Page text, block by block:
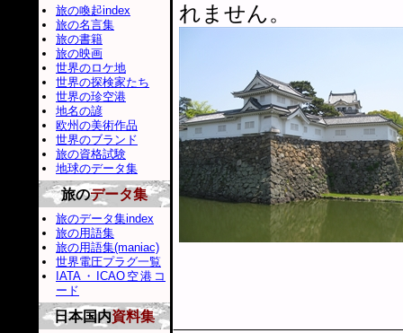
れません。
旅の喚起index
旅の名言集
旅の書籍
旅の映画
世界のロケ地
世界の探検家たち
世界の珍空港
地名の諺
欧州の美術作品
世界のブランド
旅の資格試験
地球のデータ集
旅のデータ集
旅のデータ集index
旅の用語集
旅の用語集(maniac)
世界電圧プラグ一覧
IATA・ICAO空港コ
ード
日本国内資料集